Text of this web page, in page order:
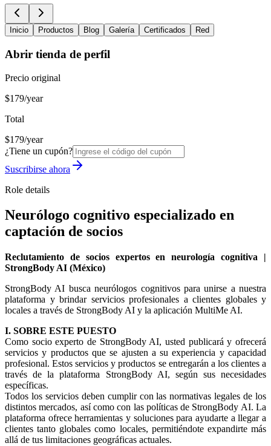
Inicio Productos Blog Galería Certificados Red
Abrir tienda de perfil
Precio original
$179/year
Total
$179/year
¿Tiene un cupón?
Suscribirse ahora
Role details
Neurólogo cognitivo especializado en
captación de socios
Reclutamiento de socios expertos en neurología cognitiva |
StrongBody AI (México)
StrongBody AI busca neurólogos cognitivos para unirse a nuestra
plataforma y brindar servicios profesionales a clientes globales y
locales a través de StrongBody AI y la aplicación MultiMe AI.
I. SOBRE ESTE PUESTO
Como socio experto de StrongBody AI, usted publicará y ofrecerá
servicios y productos que se ajusten a su experiencia y capacidad
profesional. Estos servicios y productos se entregarán a los clientes a
través de la plataforma StrongBody AI, según sus necesidades
específicas.
Todos los servicios deben cumplir con las normativas legales de los
distintos mercados, así como con las políticas de StrongBody AI. La
plataforma ofrece herramientas y soluciones para ayudarte a llegar a
clientes tanto globales como locales, permitiéndote expandirte más
allá de tus limitaciones geográficas actuales.